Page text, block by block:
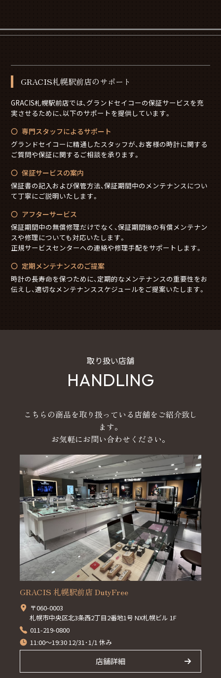
GRACIS札幌駅前店のサポート
GRACIS札幌駅前店では、グランドセイコーの保証サービスを充
実させるために、以下のサポートを提供しています。
専門スタッフによるサポート
グランドセイコーに精通したスタッフが、お客様の時計に関する
ご質問や保証に関するご相談を承ります。
保証サービスの案内
保証書の記入および保管方法、保証期間中のメンテナンスについ
て丁寧にご説明いたします。
アフターサービス
保証期間中の無償修理だけでなく、保証期間後の有償メンテナン
スや修理についても対応いたします。
正規サービスセンターへの連絡や修理手配をサポートします。
定期メンテナンスのご提案
時計の長寿命を保つために、定期的なメンテナンスの重要性をお
伝えし、適切なメンテナンススケジュールをご提案いたします。
取り扱い店舗
HANDLING
こちらの商品を取り扱っている店舗をご紹介致し
ます。
お気軽にお問い合わせください。
GRACIS 札幌駅前店 DutyFree
〒060-0003
札幌市中央区北3条西2丁目2番地1号 NX札幌ビル 1F
011-219-0800
11:00～19:30 12/31･1/1 休み
店舗詳細